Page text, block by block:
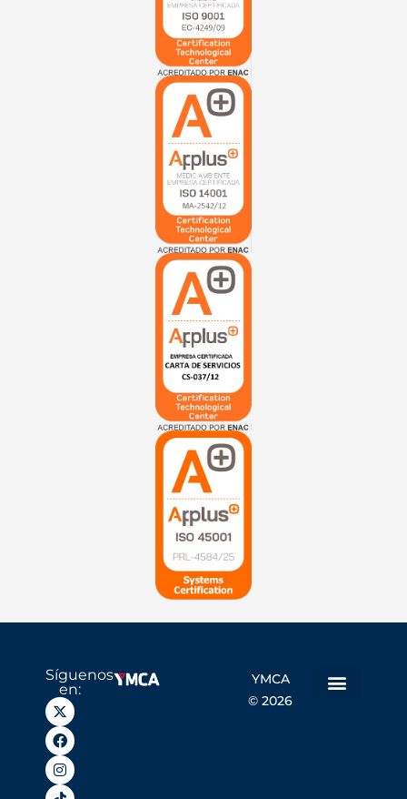
Síguenos
en:
YMCA
© 2026